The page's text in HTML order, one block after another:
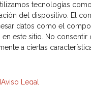
tecnologías
del dispositivo. El
datos como el
este sitio. No consentir
a ciertas
Aviso LegalCanadá